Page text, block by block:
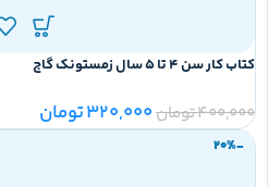
کتاب کار سن 4 تا 5 سال زمستونک گاج
400,000تومان320,000تومان
-20%